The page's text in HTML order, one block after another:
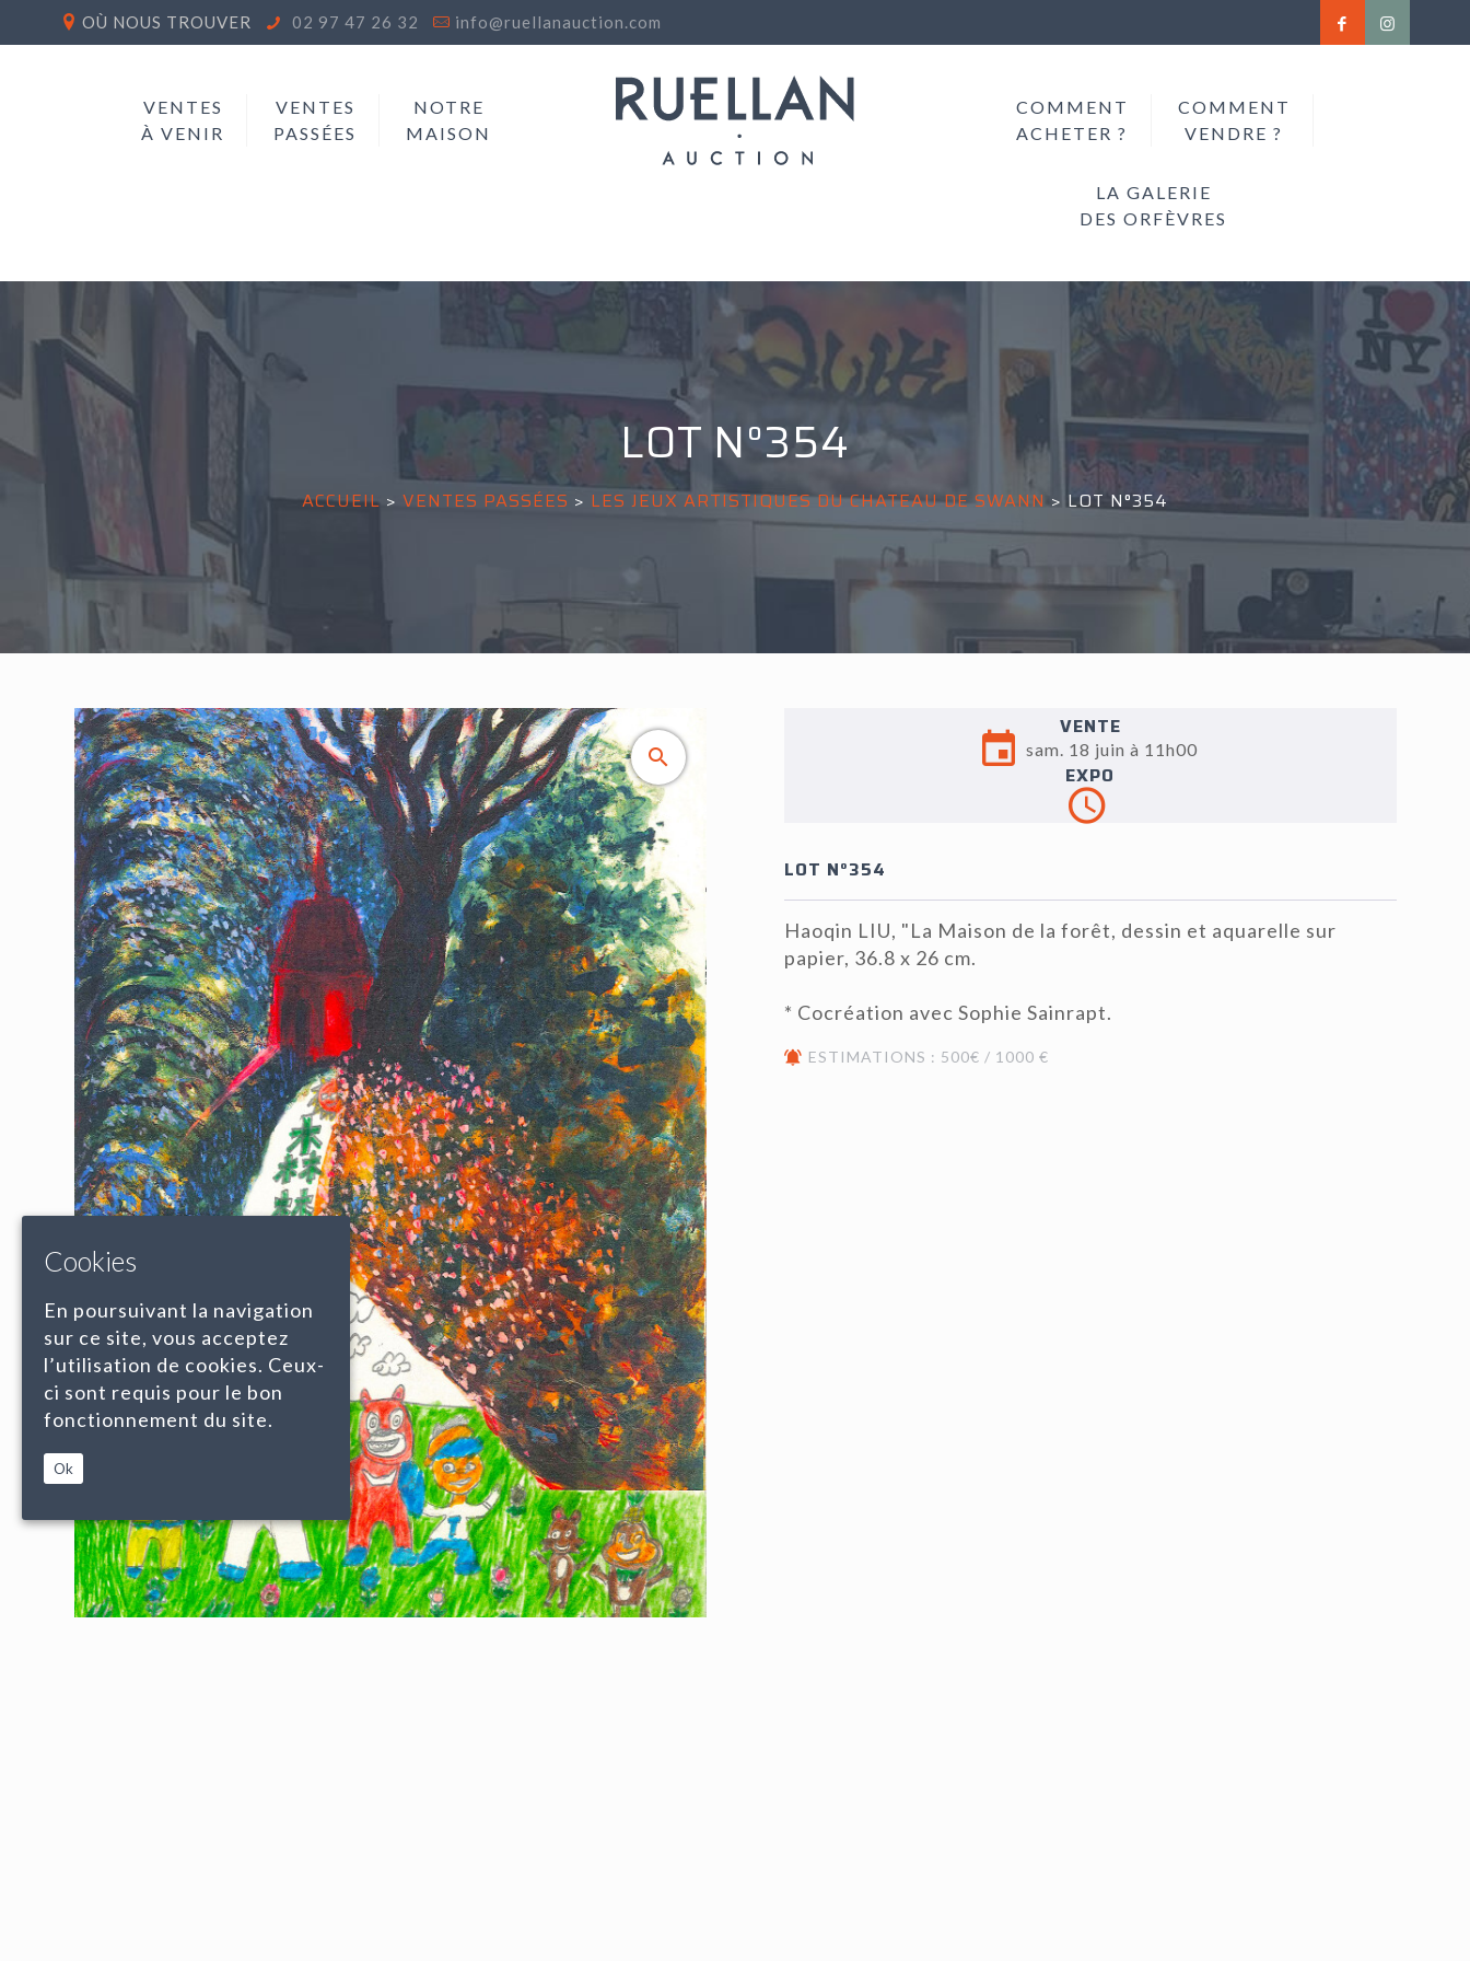
OÙ NOUS TROUVER 02 97 47 26 32 info@ruellanauction.com
VENTES
À VENIR
VENTES
PASSÉES
NOTRE
MAISON
COMMENT
ACHETER ?
COMMENT
VENDRE ?
LA GALERIE
DES ORFÈVRES
LOT N°354
ACCUEIL > VENTES PASSÉES > LES JEUX ARTISTIQUES DU CHATEAU DE SWANN> LOT N°354
VENTE
sam. 18 juin à 11h00
EXPO
LOT N°354
Haoqin LIU, "La Maison de la forêt, dessin et aquarelle sur
papier, 36.8 x 26 cm.
* Cocréation avec Sophie Sainrapt.
ESTIMATIONS : 500€ / 1000 €
Cookies
En poursuivant la navigation
sur ce site, vous acceptez
l’utilisation de cookies. Ceux-
ci sont requis pour le bon
fonctionnement du site.
Ok